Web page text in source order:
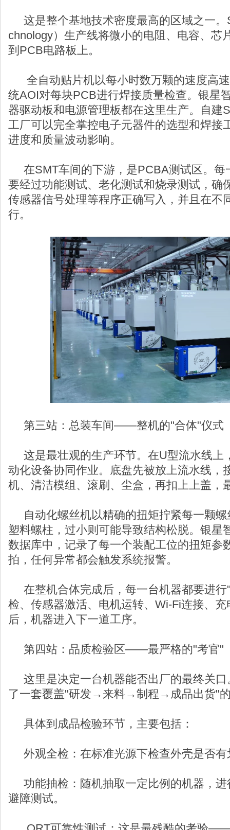
这是整个基地技术密度最高的区域之一。
chnology）生产线将微小的电阻、电容、芯
到PCB电路板上。
全自动贴片机以每小时数万颗的速度高
统AOI对每块PCB进行焊接质量检查。银星
器驱动板和电源管理板都在这里生产。自建
工厂可以完全掌控电子元器件的选型和焊接
进度和质量波动影响。
在SMT车间的下游，是PCBA测试区。每
要经过功能测试、老化测试和烧录测试，确
传感器信号处理等程序正确写入，并且在不
行。
第三站：总装车间——整机的"合体"仪式
这是最壮观的生产环节。在U型流水线上
动化设备协同作业。底盘先被放上流水线，
机、清洁模组、滚刷、尘盒，再扣上上盖，
自动化螺丝机以精确的扭矩拧紧每一颗
塑料螺柱，过小则可能导致结构松脱。银星
数据库中，记录了每一个装配工位的扭矩参
拍，任何异常都会触发系统报警。
在整机合体完成后，每一台机器都要进行
检、传感器激活、电机运转、Wi-Fi连接、
后，机器进入下一道工序。
第四站：品质检验区——最严格的"考官"
这里是决定一台机器能否出厂的最终关口
了一套覆盖"研发→来料→制程→成品出货"
具体到成品检验环节，主要包括：
外观全检：在标准光源下检查外壳是否有
功能抽检：随机抽取一定比例的机器，进
避障测试。